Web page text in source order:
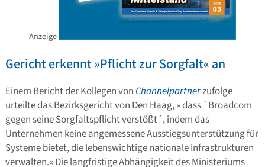
Anzeige
Gericht erkennt »Pflicht zur Sorgfalt« an
Einem Bericht der Kollegen von Channelpartnerzufolge
urteilte das Bezirksgericht von Den Haag, » dass `Broadcom
gegen seine Sorgfaltspflicht verstößt´, indem das
Unternehmen keine angemessene Ausstiegsunterstützung für
Systeme bietet, die lebenswichtige nationale Infrastrukturen
verwalten.« Die langfristige Abhängigkeit des Ministeriums